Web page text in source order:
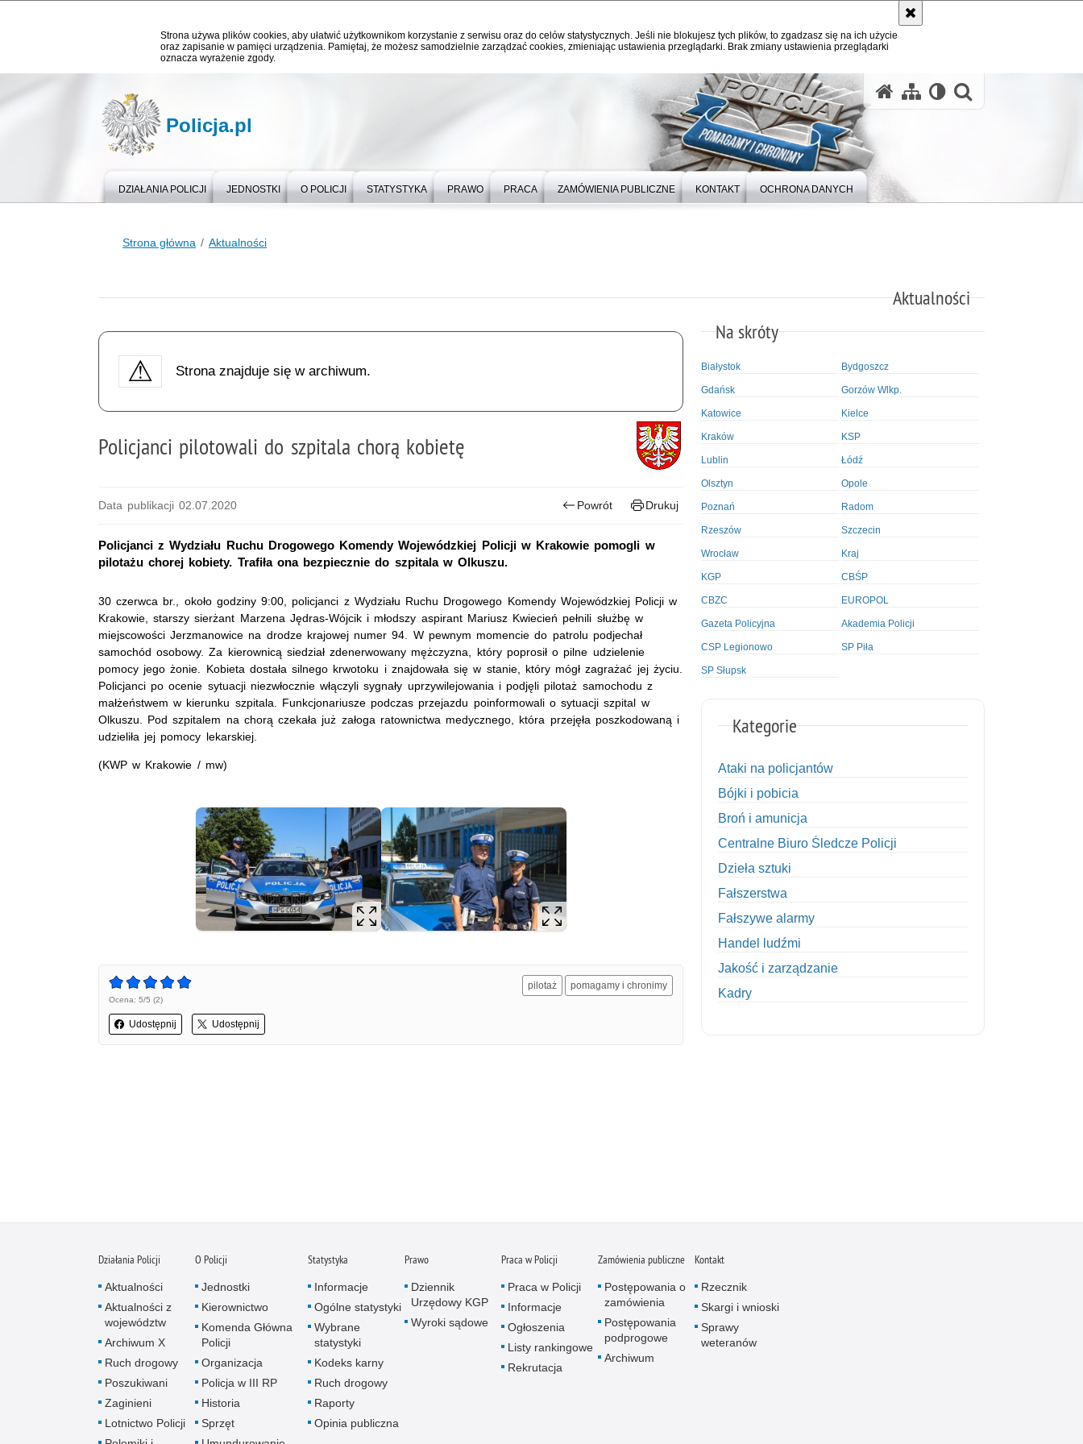
Strona używa plików cookies, aby ułatwić użytkownikom korzystanie z serwisu oraz do celów statystycznych. Jeśli nie blokujesz tych plików, to zgadzasz się na ich użycie
oraz zapisanie w pamięci urządzenia. Pamiętaj, że możesz samodzielnie zarządzać cookies, zmieniając ustawienia przeglądarki. Brak zmiany ustawienia przeglądarki
oznacza wyrażenie zgody.
Policja.pl
DZIAŁANIA POLICJI JEDNOSTKI O POLICJI STATYSTYKA PRAWO PRACA ZAMÓWIENIA PUBLICZNE KONTAKT OCHRONA DANYCH
Strona główna Aktualności
Aktualności
Strona znajduje się w archiwum.
Policjanci pilotowali do szpitala chorą kobietę
Data publikacji 02.07.2020 Powrót Drukuj
Policjanci z Wydziału Ruchu Drogowego Komendy Wojewódzkiej Policji w Krakowie pomogli w
pilotażu chorej kobiety. Trafiła ona bezpiecznie do szpitala w Olkuszu.
30 czerwca br., około godziny 9:00, policjanci z Wydziału Ruchu Drogowego Komendy Wojewódzkiej Policji w
Krakowie, starszy sierżant Marzena Jędras-Wójcik i młodszy aspirant Mariusz Kwiecień pełnili służbę w
miejscowości Jerzmanowice na drodze krajowej numer 94. W pewnym momencie do patrolu podjechał
samochód osobowy. Za kierownicą siedział zdenerwowany mężczyzna, który poprosił o pilne udzielenie
pomocy jego żonie. Kobieta dostała silnego krwotoku i znajdowała się w stanie, który mógł zagrażać jej życiu.
Policjanci po ocenie sytuacji niezwłocznie włączyli sygnały uprzywilejowania i podjęli pilotaż samochodu z
małżeństwem w kierunku szpitala. Funkcjonariusze podczas przejazdu poinformowali o sytuacji szpital w
Olkuszu. Pod szpitalem na chorą czekała już załoga ratownictwa medycznego, która przejęła poszkodowaną i
udzieliła jej pomocy lekarskiej.
(KWP w Krakowie / mw)
Ocena: 5/5 (2)
Udostępnij Udostępnij
pilotaż pomagamy i chronimy
Na skróty
Białystok Bydgoszcz
Gdańsk Gorzów Wlkp.
Katowice Kielce
Kraków KSP
Lublin Łódź
Olsztyn Opole
Poznań Radom
Rzeszów Szczecin
Wrocław Kraj
KGP CBŚP
CBZC EUROPOL
Gazeta Policyjna Akademia Policji
CSP Legionowo SP Piła
SP Słupsk
Kategorie
Ataki na policjantów
Bójki i pobicia
Broń i amunicja
Centralne Biuro Śledcze Policji
Dzieła sztuki
Fałszerstwa
Fałszywe alarmy
Handel ludźmi
Jakość i zarządzanie
Kadry
Napady na tiry
Nielegalny handel farmaceutykami
Nietrzeźwi kierujący
Nietrzeźwi opiekunowie
Działania Policji
Aktualności
Aktualności z
województw
Archiwum X
Ruch drogowy
Poszukiwani
Zaginieni
Lotnictwo Policji
O Policji
Jednostki
Kierownictwo
Komenda Główna
Policji
Organizacja
Policja w III RP
Historia
Sprzęt
Statystyka
Informacje
Ogólne statystyki
Wybrane
statystyki
Kodeks karny
Ruch drogowy
Raporty
Opinia publiczna
Prawo
Dziennik
Urzędowy KGP
Wyroki sądowe
Praca w Policji
Praca w Policji
Informacje
Ogłoszenia
Listy rankingowe
Rekrutacja
Zamówienia publiczne
Postępowania o
zamówienia
Postępowania
podprogowe
Archiwum
Kontakt
Rzecznik
Skargi i wnioski
Sprawy
weteranów